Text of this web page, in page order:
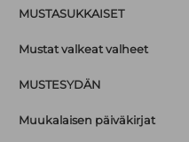
MUSTASUKKAISET
Mustat valkeat valheet
MUSTESYDÄN
Muukalaisen päiväkirjat